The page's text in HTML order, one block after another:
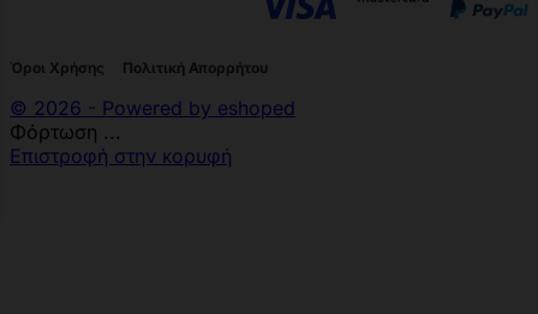
Όροι Χρήσης Πολιτική Απορρήτου
© 2026 - Powered by eshoped
Φόρτωση ...
Επιστροφή στην κορυφή